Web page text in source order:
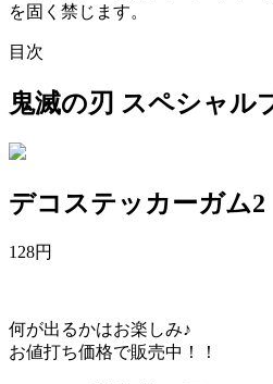
を固く禁じます。
目次
鬼滅の刃 スペシャル
デコステッカーガム2
128円
何が出るかはお楽しみ♪
お値打ち価格で販売中！！